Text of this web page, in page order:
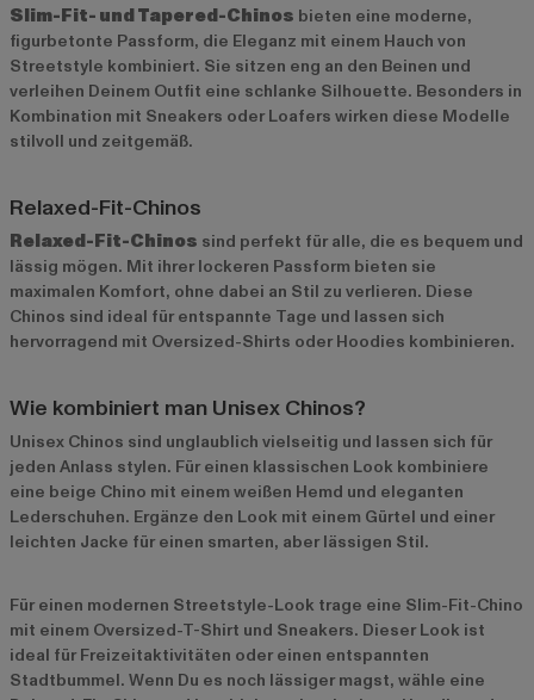
Slim-Fit- und Tapered-Chinos bieten eine moderne,
figurbetonte Passform, die Eleganz mit einem Hauch von
Streetstyle kombiniert. Sie sitzen eng an den Beinen und
verleihen Deinem Outfit eine schlanke Silhouette. Besonders in
Kombination mit Sneakers oder Loafers wirken diese Modelle
stilvoll und zeitgemäß.
Relaxed-Fit-Chinos
Relaxed-Fit-Chinos sind perfekt für alle, die es bequem und
lässig mögen. Mit ihrer lockeren Passform bieten sie
maximalen Komfort, ohne dabei an Stil zu verlieren. Diese
Chinos sind ideal für entspannte Tage und lassen sich
hervorragend mit Oversized-Shirts oder Hoodies kombinieren.
Wie kombiniert man Unisex Chinos?
Unisex Chinos sind unglaublich vielseitig und lassen sich für
jeden Anlass stylen. Für einen klassischen Look kombiniere
eine beige Chino mit einem weißen Hemd und eleganten
Lederschuhen. Ergänze den Look mit einem Gürtel und einer
leichten Jacke für einen smarten, aber lässigen Stil.
Für einen modernen Streetstyle-Look trage eine Slim-Fit-Chino
mit einem Oversized-T-Shirt und Sneakers. Dieser Look ist
ideal für Freizeitaktivitäten oder einen entspannten
Stadtbummel. Wenn Du es noch lässiger magst, wähle eine